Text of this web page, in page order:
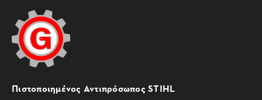
Πιστοποιημένος Αντιπρόσωπος STIHL